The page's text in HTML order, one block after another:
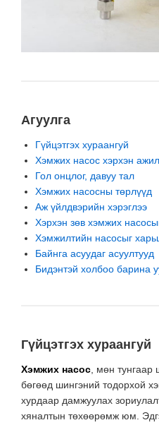
Агуулга
Гүйцэтгэх хураангуй
Хэмжих насос хэрхэн
Гол онцлог, давуу тал
Хэмжих насосны төрлүүд
Аж үйлдвэрийн хэрэглээ
Хэрхэн зөв хэмжих
Хэмжилтийн насосыг
Байнга асуудаг асуултууд
Бидэнтэй холбоо барина
Гүйцэтгэх хураангуй
Хэмжих насос , мөн тунгаар
бөгөөд шингэний тодорхой
хурдаар дамжуулах
хяналтын төхөөрөмж юм.